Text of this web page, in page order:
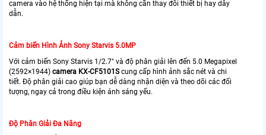
camera vào hệ thống hiện tại mà không cần thay đổi thiết bị hay dây
dẫn.
Cảm biến Hình Ảnh Sony Starvis 5.0MP
Với cảm biến Sony Starvis 1/2.7″ và độ phân giải lên đến 5.0 Megapixel
(2592×1944) camera KX-CF5101Scung cấp hình ảnh sắc nét và chi
tiết. Độ phân giải cao giúp bạn dễ dàng nhận diện và theo dõi các đối
tượng, ngay cả trong điều kiện ánh sáng yếu.
Độ Phân Giải Đa Năng